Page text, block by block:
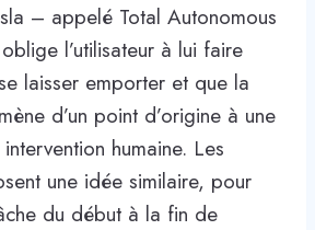
– appelé Total Autonomous
l’utilisateur à lui faire
laisser emporter et que la
d’un point d’origine à une
humaine. Les
une idée similaire, pour
du début à la fin de